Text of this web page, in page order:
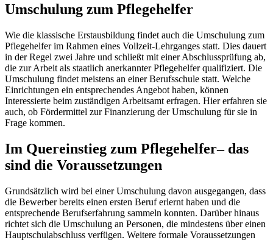
Umschulung zum Pflegehelfer
Wie die klassische Erstausbildung findet auch die Umschulung zum
Pflegehelfer im Rahmen eines Vollzeit-Lehrganges statt. Dies dauert
in der Regel zwei Jahre und schließt mit einer Abschlussprüfung ab,
die zur Arbeit als staatlich anerkannter Pflegehelfer qualifiziert. Die
Umschulung findet meistens an einer Berufsschule statt. Welche
Einrichtungen ein entsprechendes Angebot haben, können
Interessierte beim zuständigen Arbeitsamt erfragen. Hier erfahren sie
auch, ob Fördermittel zur Finanzierung der Umschulung für sie in
Frage kommen.
Im Quereinstieg zum Pflegehelfer– das
sind die Voraussetzungen
Grundsätzlich wird bei einer Umschulung davon ausgegangen, dass
die Bewerber bereits einen ersten Beruf erlernt haben und die
entsprechende Berufserfahrung sammeln konnten. Darüber hinaus
richtet sich die Umschulung an Personen, die mindestens über einen
Hauptschulabschluss verfügen. Weitere formale Voraussetzungen